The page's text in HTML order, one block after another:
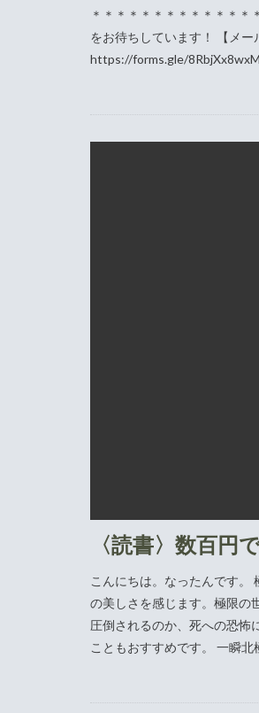
＊＊＊＊＊＊＊＊＊＊＊＊
をお待ちしています！ 【メー
https://forms.gle/
〈読書〉数百円
こんにちは。なったんです。
の美しさを感じます。極限の
圧倒されるのか、死への恐
こともおすすめです。 一瞬